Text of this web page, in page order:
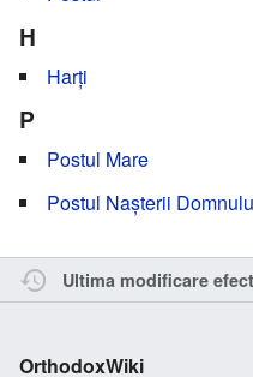
H
Harți
P
Postul Mare
Postul Nașterii
Ultima modificare
OrthodoxWiki